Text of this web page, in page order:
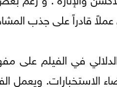
قادراً على جذب
في الفيلم على
الاستخبارات. ويعمل